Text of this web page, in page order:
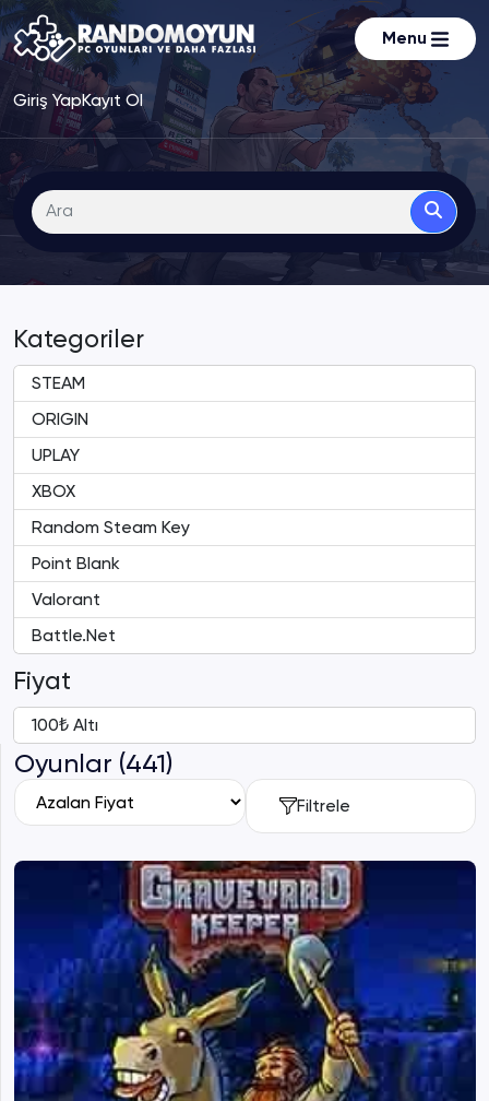
Menu
Giriş YapKayıt Ol
Kategoriler
STEAM
ORIGIN
UPLAY
XBOX
Random Steam Key
Point Blank
Valorant
Battle.Net
Fiyat
100₺ Altı
Oyunlar (441)
Filtrele